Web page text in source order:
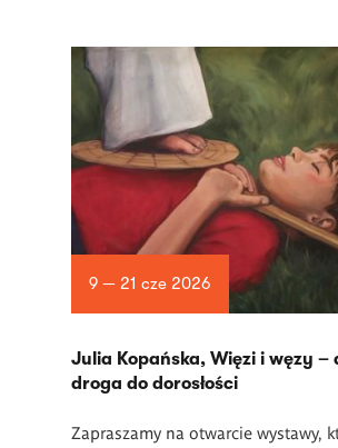
9 — 21 cze 2026
Julia Kopańska, Więzi i węzy –
droga do dorosłości
Zapraszamy na otwarcie wystawy,